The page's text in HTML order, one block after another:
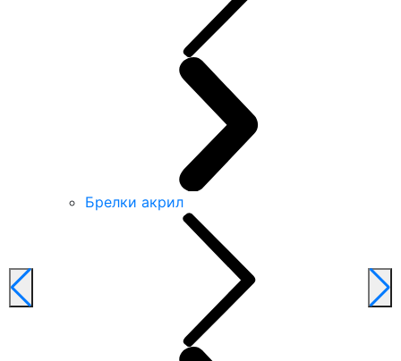
Брелки акрил